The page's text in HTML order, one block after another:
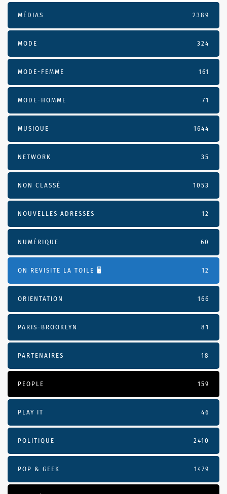
MÉDIAS 2389
MODE 324
MODE-FEMME 161
MODE-HOMME 71
MUSIQUE 1644
NETWORK 35
NON CLASSÉ 1053
NOUVELLES ADRESSES 12
NUMÉRIQUE 60
ON REVISITE LA TOILE 🖥️ 12
ORIENTATION 166
PARIS-BROOKLYN 81
PARTENAIRES 18
PEOPLE 159
PLAY IT 46
POLITIQUE 2410
POP & GEEK 1479